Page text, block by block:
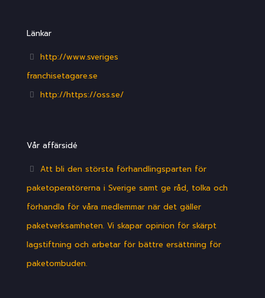
Länkar
http://www.sveriges
franchisetagare.se
http://https://oss.se/
Vår affärsidé
Att bli den största förhandlingsparten för
paketoperatörerna i Sverige samt ge råd, tolka och
förhandla för våra medlemmar när det gäller
paketverksamheten. Vi skapar opinion för skärpt
lagstiftning och arbetar för bättre ersättning för
paketombuden.